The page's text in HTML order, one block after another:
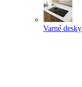
Varné desky